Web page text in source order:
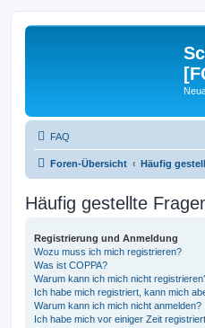
FAQ
Foren-Übersicht Häufig
Häufig gestellte
Registrierung und Anmeldung
Wozu muss ich mich registrieren?
Was ist COPPA?
Warum kann ich mich nicht
Ich habe mich registriert, kann mich
Warum kann ich mich nicht anmelden?
Ich habe mich vor einiger Zeit